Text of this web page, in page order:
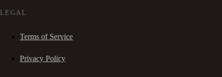
LEGAL
Terms of Service
Privacy Policy